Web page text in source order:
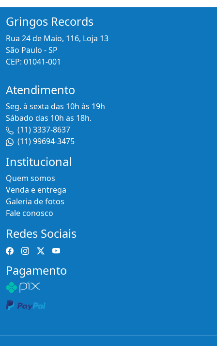
Gringos Records
Rua 24 de Maio, 116, Loja 13
São Paulo - SP
CEP: 01041-001
Atendimento
Seg. à sexta das 10h às 19h
Sábado das 10h as 18h.
(11) 3337-8637
(11) 99694-3475
Institucional
Quem somos
Venda e entrega
Galeria de fotos
Fale conosco
Redes Sociais
Pagamento